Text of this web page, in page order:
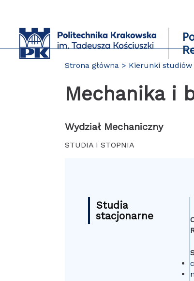
zawartości
strony
Strona główna Kierunki studiów
Mechanika i
Wydział Mechaniczny
STUDIA I STOPNIA
Studia
stacjonarne